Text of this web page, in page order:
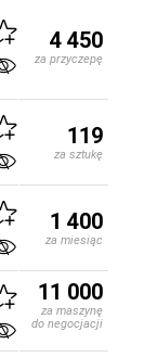
4 450
za przyczepę
119
za sztukę
1 400
za miesiąc
11 000
za maszynę
do negocjacji